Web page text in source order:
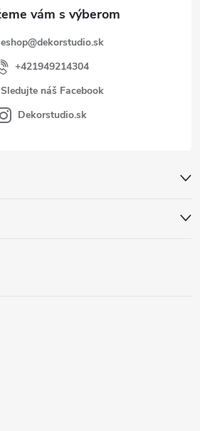
eshop@dekorstudio.sk
+421949214304
Sledujte náš Facebook
Dekorstudio.sk